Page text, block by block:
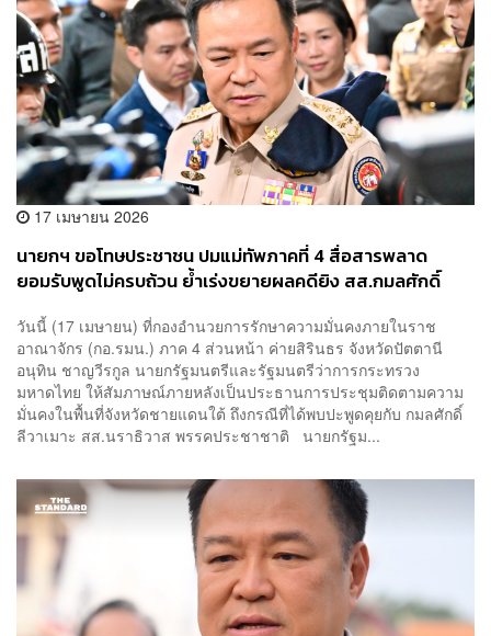
17 เมษายน 2026
นายกฯ ขอโทษประชาชน ปมแม่ทัพภาคที่ 4 สื่อสารพลาด
ยอมรับพูดไม่ครบถ้วน ย้ำเร่งขยายผลคดียิง สส.กมลศักดิ์
วันนี้ (17 เมษายน) ที่กองอำนวยการรักษาความมั่นคงภายในราช
อาณาจักร (กอ.รมน.) ภาค 4 ส่วนหน้า ค่ายสิรินธร จังหวัดปัตตานี
อนุทิน ชาญวีรกูล นายกรัฐมนตรีและรัฐมนตรีว่าการกระทรวง
มหาดไทย ให้สัมภาษณ์ภายหลังเป็นประธานการประชุมติดตามความ
มั่นคงในพื้นที่จังหวัดชายแดนใต้ ถึงกรณีที่ได้พบปะพูดคุยกับ กมลศักดิ์
ลีวาเมาะ สส.นราธิวาส พรรคประชาชาติ นายกรัฐม...